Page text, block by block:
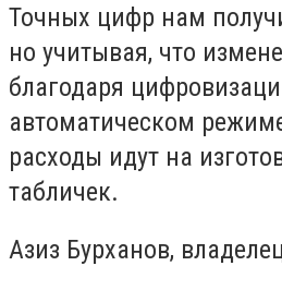
Точных цифр нам
но учитывая, что
благодаря
автоматическом
расходы идут на
табличек.
Азиз Бурханов,